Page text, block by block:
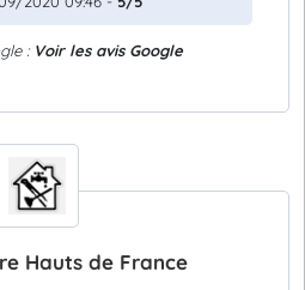
: Voir les avis Google
Hauts de France